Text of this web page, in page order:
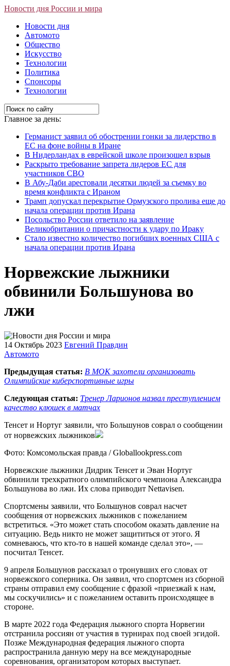
Новости дня России и мира
Новости дня
Автомото
Общество
Искусство
Технологии
Политика
Спонсоры
Технологии
Главное за день:
Германист заявил об обострении гонки за лидерство в
ЕС на фоне войны в Иране
В Нидерландах в еврейской школе произошел взрыв
Раскрыто требование запрета лидеров ЕС для
участников СВО
В Абу-Даби арестовали десятки людей за съемку во
время конфликта с Ираном
Трамп допускал перекрытие Ормузского пролива еще до
начала операции против Ирана
Посольство России ответило на заявление
Великобритании о причастности к удару по Ираку
Стало известно количество погибших военных США с
начала операции против Ирана
Норвежские лыжники
обвинили Большунова во
лжи
14 Октябрь 2023 Евгений Правдин
Автомото
Предыдущая статья: В МОК захотели организовать
Олимпийские киберспортивные игры
Следующая статья: Тренер Ларионов назвал преступлением
качество клюшек в матчах
Тенсет и Нортуг заявили, что Большунов соврал о сообщении
от норвежских лыжников
Фото: Комсомольская правда / Globallookpress.com
Норвежские лыжники Дидрик Тенсет и Эван Нортуг
обвинили трехкратного олимпийского чемпиона Александра
Большунова во лжи. Их слова приводит Nettavisen.
Спортсмены заявили, что Большунов соврал насчет
сообщения от норвежских лыжников с пожеланием
встретиться. «Это может стать способом оказать давление на
ситуацию. Ведь никто не может защититься от этого. Я
сомневаюсь, что кто-то в нашей команде сделал это», —
посчитал Тенсет.
9 апреля Большунов рассказал о тронувших его словах от
норвежского соперника. Он заявил, что спортсмен из сборной
страны отправил ему сообщение с фразой «приезжай к нам,
мы соскучились» и с пожеланием оставить происходящее в
стороне.
В марте 2022 года Федерация лыжного спорта Норвегии
отстранила россиян от участия в турнирах под своей эгидой.
Позже Международная федерация лыжного спорта
распространила данную меру на все международные
соревнования, организатором которых выступает.